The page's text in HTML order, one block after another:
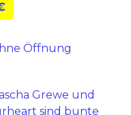
Öffnung
Grewe und
sind bunte